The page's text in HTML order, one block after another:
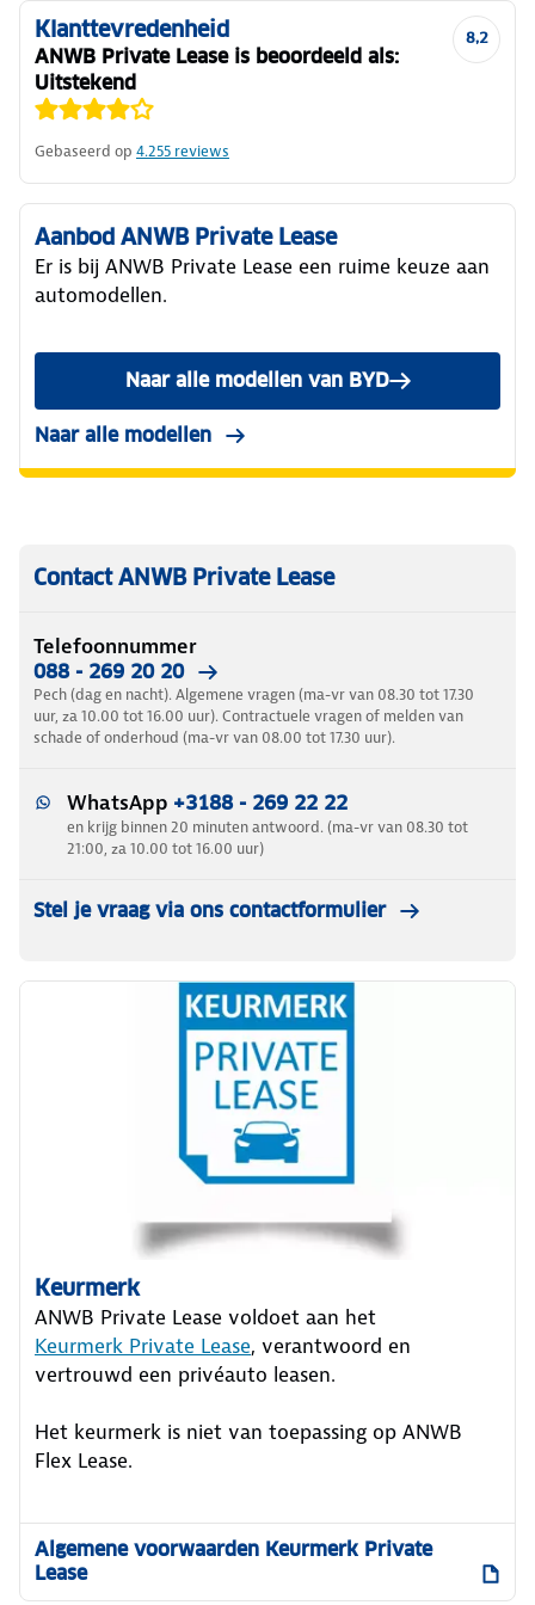
8,2
Klanttevredenheid
ANWB Private Lease is beoordeeld als:
Uitstekend
Gebaseerd op 4.255 reviews
Aanbod ANWB Private Lease
Er is bij ANWB Private Lease een ruime keuze aan
automodellen.
Naar alle modellen van BYD
Naar alle modellen
Contact ANWB Private Lease
Telefoonnummer
088 - 269 20 20
Pech (dag en nacht). Algemene vragen (ma-vr van 08.30 tot 17.30
uur, za 10.00 tot 16.00 uur). Contractuele vragen of melden van
schade of onderhoud (ma-vr van 08.00 tot 17.30 uur).
WhatsApp +3188 - 269 22 22
en krijg binnen 20 minuten antwoord. (ma-vr van 08.30 tot
21:00, za 10.00 tot 16.00 uur)
Stel je vraag via ons contactformulier
Keurmerk
ANWB Private Lease voldoet aan het
Keurmerk Private Lease, verantwoord en
vertrouwd een privéauto leasen.
Het keurmerk is niet van toepassing op ANWB
Flex Lease.
Algemene voorwaarden Keurmerk Private
Lease